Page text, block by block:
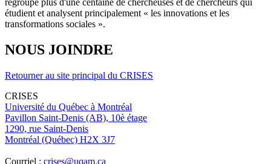
regroupe plus d'une centaine de chercheuses et de chercheurs qui
étudient et analysent principalement « les innovations et les
transformations sociales ».
NOUS JOINDRE
Retourner au site principal du CRISES
CRISES
Université du Québec à Montréal
Pavillon Saint-Denis (AB), 10è étage
1290, rue Saint-Denis
Montréal (Québec) H2X 3J7
Courriel : crises@uqam.ca